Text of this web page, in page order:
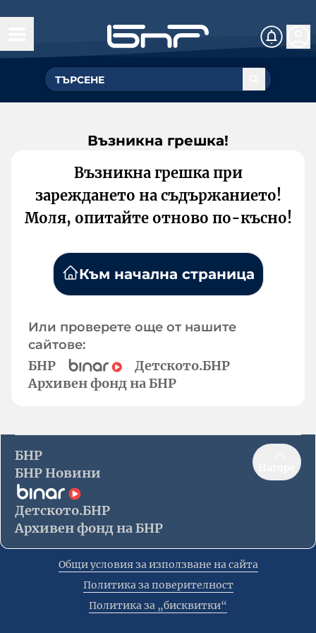
Възникна грешка!
Възникна грешка при
зареждането на съдържанието!
Моля, опитайте отново по-късно!
Към начална страница
Или проверете още от нашите
сайтове:
БНР
Детското.БНР
Архивен фонд на БНР
БНР
БНР Новини
Детското.БНР
Архивен фонд на БНР
Общи условия за използване на сайта
Политика за поверителност
Политика за „бисквитки“